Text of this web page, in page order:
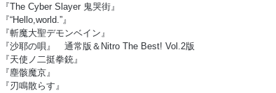
『The Cyber Slayer 鬼哭街』
『“Hello,world.”』
『斬魔大聖デモンベイン』
『沙耶の唄』 通常版＆Nitro The Best! Vol.2版
『天使ノ二挺拳銃』
『塵骸魔京』
『刃鳴散らす』